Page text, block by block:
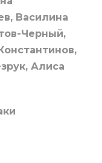
Василина
Черный,
Алиса